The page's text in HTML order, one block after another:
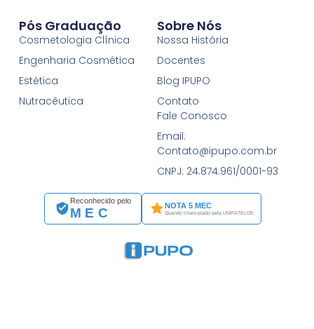
Reconhecido pelo
MEC
NOTA 5 MEC
Quando chancelado pela UNIFATELOS
Pós Graduação
Cosmetologia Clínica
Engenharia Cosmética
Estética
Nutracêutica
Sobre Nós
Nossa História
Docentes
Blog IPUPO
Contato
Fale Conosco
Email:
Contato@ipupo.com.br
CNPJ: 24.874.961/0001-93